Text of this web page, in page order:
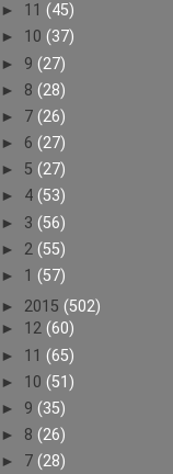
► 11 (45)
► 10 (37)
► 9 (27)
► 8 (28)
► 7 (26)
► 6 (27)
► 5 (27)
► 4 (53)
► 3 (56)
► 2 (55)
► 1 (57)
► 2015 (502)
► 12 (60)
► 11 (65)
► 10 (51)
► 9 (35)
► 8 (26)
► 7 (28)